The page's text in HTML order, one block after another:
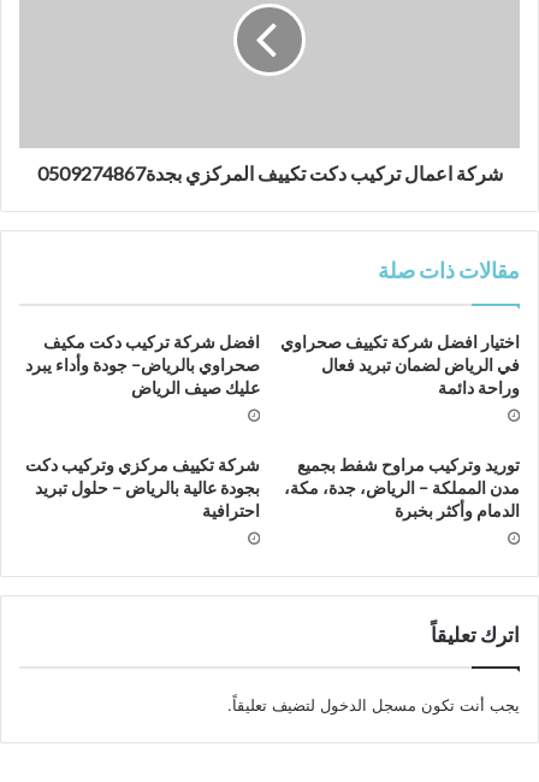
شركة اعمال تركيب دكت تكييف المركزي بجدة0509274867
مقالات ذات صلة
اختيار افضل شركة تكييف صحراوي
في الرياض لضمان تبريد فعال
وراحة دائمة
افضل شركة تركيب دكت مكيف
صحراوي بالرياض– جودة وأداء يبرد
عليك صيف الرياض
توريد وتركيب مراوح شفط بجميع
مدن المملكة – الرياض، جدة، مكة،
الدمام وأكثر بخبرة
شركة تكييف مركزي وتركيب دكت
بجودة عالية بالرياض – حلول تبريد
احترافية
اترك تعليقاً
يجب أنت تكون مسجل الدخول لتضيف تعليقاً.